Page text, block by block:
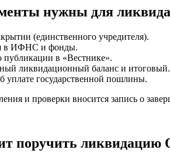
нужны для
(единственного учредителя).
в ИФНС и фонды.
в «Вестнике».
ликвидационный баланс и итоговый.
уплате государственной пошлины.
и проверки вносится запись о
поручить